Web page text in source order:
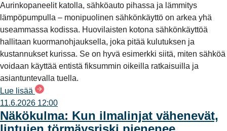
Aurinkopaneelit katolla, sähköauto pihassa ja lämmitys
lämpöpumpulla – monipuolinen sähkönkäyttö on arkea yhä
useammassa kodissa. Huovilaisten kotona sähkönkäyttöä
hallitaan kuormanohjauksella, joka pitää kulutuksen ja
kustannukset kurissa. Se on hyvä esimerkki siitä, miten sähköä
voidaan käyttää entistä fiksummin oikeilla ratkaisuilla ja
asiantuntevalla tuella.
Lue lisää
11.6.2026 12:00
Näkökulma: Kun ilmalinjat vähenevät,